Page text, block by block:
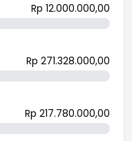
Rp 12.000.000,00
Rp 271.328.000,00
Rp 217.780.000,00